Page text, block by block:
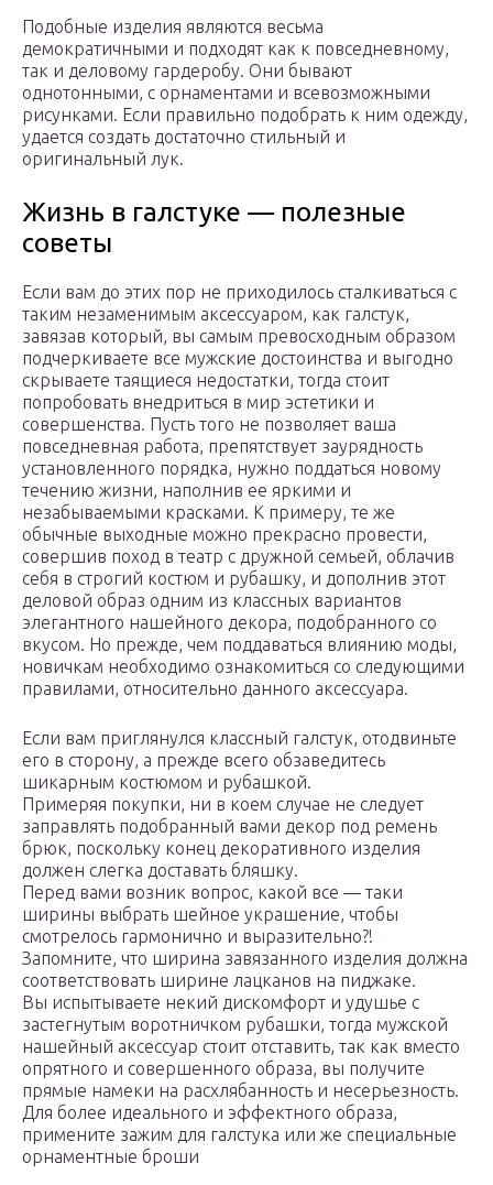
Подобные изделия являются весьма
демократичными и подходят как к повседневному,
так и деловому гардеробу. Они бывают
однотонными, с орнаментами и всевозможными
рисунками. Если правильно подобрать к ним одежду,
удается создать достаточно стильный и
оригинальный лук.
Жизнь в галстуке — полезные
советы
Если вам до этих пор не приходилось сталкиваться с
таким незаменимым аксессуаром, как галстук,
завязав который, вы самым превосходным образом
подчеркиваете все мужские достоинства и выгодно
скрываете таящиеся недостатки, тогда стоит
попробовать внедриться в мир эстетики и
совершенства. Пусть того не позволяет ваша
повседневная работа, препятствует заурядность
установленного порядка, нужно поддаться новому
течению жизни, наполнив ее яркими и
незабываемыми красками. К примеру, те же
обычные выходные можно прекрасно провести,
совершив поход в театр с дружной семьей, облачив
себя в строгий костюм и рубашку, и дополнив этот
деловой образ одним из классных вариантов
элегантного нашейного декора, подобранного со
вкусом. Но прежде, чем поддаваться влиянию моды,
новичкам необходимо ознакомиться со следующими
правилами, относительно данного аксессуара.
Если вам приглянулся классный галстук, отодвиньте
его в сторону, а прежде всего обзаведитесь
шикарным костюмом и рубашкой.
Примеряя покупки, ни в коем случае не следует
заправлять подобранный вами декор под ремень
брюк, поскольку конец декоративного изделия
должен слегка доставать бляшку.
Перед вами возник вопрос, какой все — таки
ширины выбрать шейное украшение, чтобы
смотрелось гармонично и выразительно?!
Запомните, что ширина завязанного изделия должна
соответствовать ширине лацканов на пиджаке.
Вы испытываете некий дискомфорт и удушье с
застегнутым воротничком рубашки, тогда мужской
нашейный аксессуар стоит отставить, так как вместо
опрятного и совершенного образа, вы получите
прямые намеки на расхлябанность и несерьезность.
Для более идеального и эффектного образа,
примените зажим для галстука или же специальные
орнаментные броши